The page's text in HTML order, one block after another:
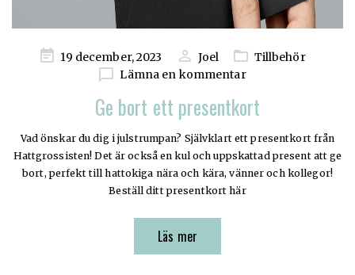
Publicerad
19 december, 2023 Joel
Tillbehör
Lämna en kommentar
Ge bort ett presentkort
Vad önskar du dig i julstrumpan? Självklart ett presentkort från
Hattgrossisten! Det är också en kul och uppskattad present att ge
bort, perfekt till hattokiga nära och kära, vänner och kollegor!
Beställ ditt presentkort här
Läs mer